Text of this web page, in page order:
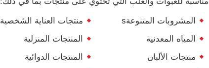
المشروبات المتنوعةs
المياه المعدنية
منتجات الألبان
منتجات العناية الشخصية
المنتجات المنزلية
المنتجات الدوائية